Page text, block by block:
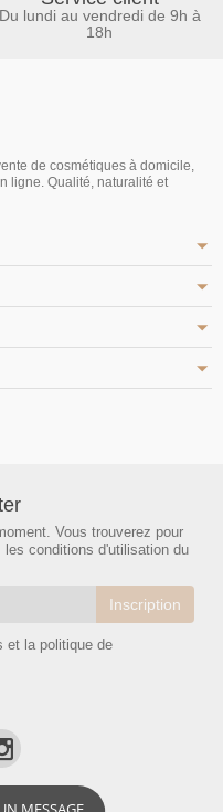
Du lundi au vendredi de 9h à
18h
de cosmétiques à domicile,
ligne. Qualité, naturalité et
Vous trouverez pour
conditions d'utilisation du
et la politique de